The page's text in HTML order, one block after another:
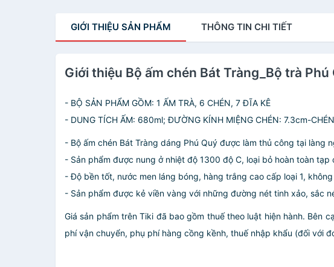
GIỚI THIỆU SẢN PHẨM THÔNG TIN CHI TIẾT
Giới thiệu Bộ ấm chén Bát Tràng_Bộ trà
- BỘ SẢN PHẨM GỒM: 1 ẤM TRÀ, 6 CHÉN, 7 ĐĨA KÊ
- DUNG TÍCH ẤM: 680ml; ĐƯỜNG KÍNH MIỆNG CHÉN: 7.3cm-
- Bộ ấm chén Bát Tràng dáng Phú Quý được làm thủ công tại làng
- Sản phẩm được nung ở nhiệt độ 1300 độ C, loại bỏ hoàn toàn
- Độ bền tốt, nước men láng bóng, hàng trắng cao cấp loại 1,
- Sản phẩm được kẻ viền vàng với những đường nét tinh xảo, sắc
Giá sản phẩm trên Tiki đã bao gồm thuế theo luật hiện hành. Bên
phí vận chuyển, phụ phí hàng cồng kềnh, thuế nhập khẩu (đối với